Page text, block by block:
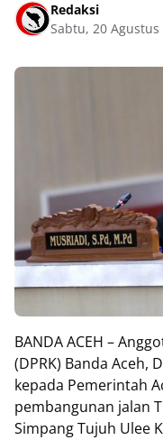
Redaksi
Sabtu, 20 Agustus
BANDA ACEH –
(DPRK) Banda Aceh,
kepada Pe­merintah
pembangunan jalan
Simpang Tujuh Ulee